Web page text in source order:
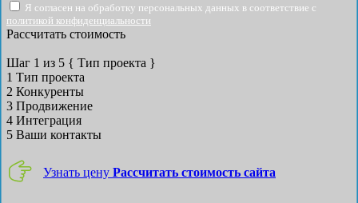
Я согласен на обработку персональных данных в соответствие с
политикой конфиденциальности
Рассчитать стоимость
Шаг 1 из 5 { Тип проекта }
1 Тип проекта
2 Конкуренты
3 Продвижение
4 Интеграция
5 Ваши контакты
Узнать цену Рассчитать стоимость сайта